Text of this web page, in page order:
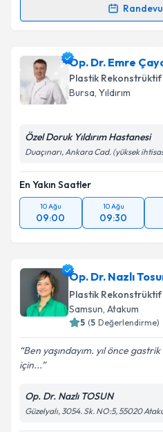
takvim hazırlandığında
E-posta Adresiniz
Kişisel verilerimin
Metni'ni okudum ve
kapsamda işlenmesini
Takvim
Op. Dr. Emre
Plastik
Bursa, Yıldırım
Özel Doruk Yıldırım Hastanesi
Duaçınarı, Ankara Cad. (yüksek ihtisas
En Yakın Saatler
10 Ağu
09:00
10 Ağu
09:30
Op. Dr. Nazlı
Plastik
Samsun, Atakum
5 (5 Değerlendirme)
Ben yaşındayım. yıl önce
için...
Op. Dr. Nazlı TOSUN
Güzelyalı, 3054. Sk. NO:5, 55020